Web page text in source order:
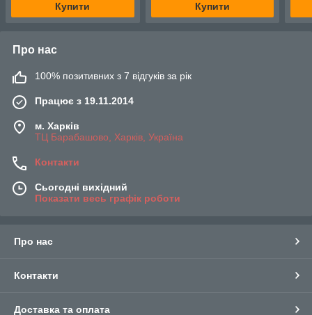
Купити Купити
Про нас
100% позитивних з 7 відгуків за рік
Працює з 19.11.2014
м. Харків
ТЦ Барабашово, Харків, Україна
Контакти
Сьогодні вихідний
Показати весь графік роботи
Про нас
Контакти
Доставка та оплата